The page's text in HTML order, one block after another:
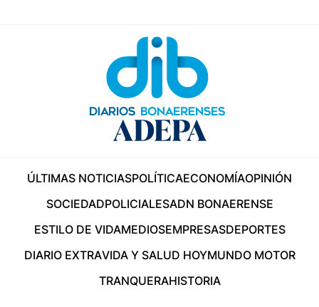
ÚLTIMAS NOTICIASPOLÍTICAECONOMÍAOPINIÓN
SOCIEDADPOLICIALESADN BONAERENSE
ESTILO DE VIDAMEDIOSEMPRESASDEPORTES
DIARIO EXTRAVIDA Y SALUD HOYMUNDO MOTOR
TRANQUERAHISTORIA